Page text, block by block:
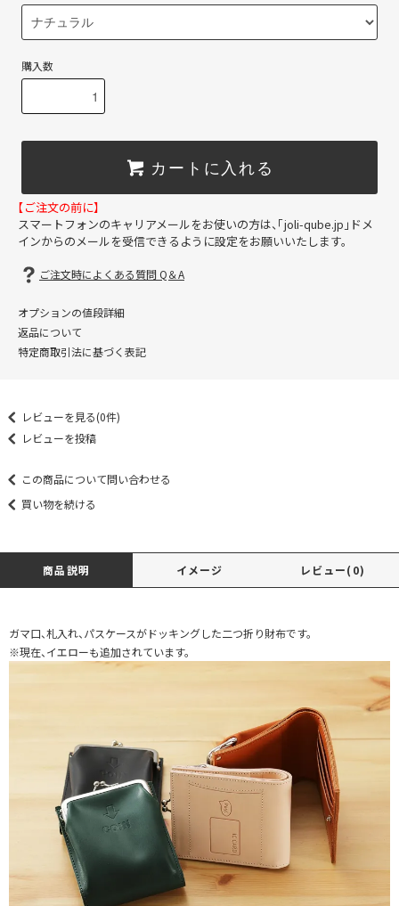
購入数
カートに入れる
【ご注文の前に】
スマートフォンのキャリアメールをお使いの方は、「joli-qube.jp」ドメ
インからのメールを受信できるように設定をお願いいたします。
ご注文時によくある質問 Q＆A
オプションの値段詳細
返品について
特定商取引法に基づく表記
レビューを見る(0件)
レビューを投稿
この商品について問い合わせる
買い物を続ける
商品説明 イメージ レビュー(0)
ガマ口、札入れ、パスケースがドッキングした二つ折り財布です。
※現在、イエローも追加されています。